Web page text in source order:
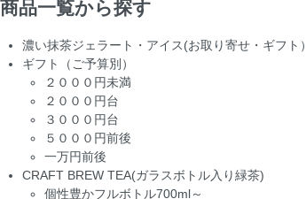
商品一覧から探す
濃い抹茶ジェラート・アイス(お取り寄せ・ギフト）
ギフト（ご予算別）
２０００円未満
２０００円台
３０００円台
５０００円前後
一万円前後
CRAFT BREW TEA(ガラスボトル入り緑茶)
個性豊かフルボトル700ml～